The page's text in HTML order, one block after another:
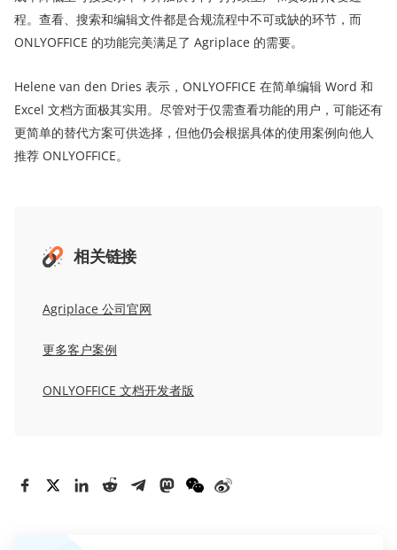
程。查看、搜索和编辑文件都是合规流程中不可或缺的环节，而
ONLYOFFICE 的功能完美满足了 Agriplace 的需要。
Helene van den Dries 表示，ONLYOFFICE 在简单编辑 Word 和
Excel 文档方面极其实用。尽管对于仅需查看功能的用户，可能还有
更简单的替代方案可供选择，但他仍会根据具体的使用案例向他人
推荐 ONLYOFFICE。
相关链接
Agriplace 公司官网
更多客户案例
ONLYOFFICE 文档开发者版